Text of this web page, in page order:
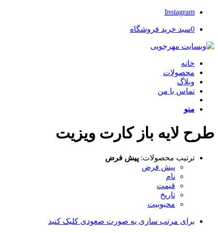
Instagram
0سبد خرید فروشگاه
خانه
محصولات
وبلاگ
تماس با من
منو
طرح لايه باز کارت ويزيت
ترتیب محصولات: پیش فرض
پیش فرض
نام
قیمت
تاریخ
محبوبیت
برای مرتب سازی به صورت صعودی کلیک کنید